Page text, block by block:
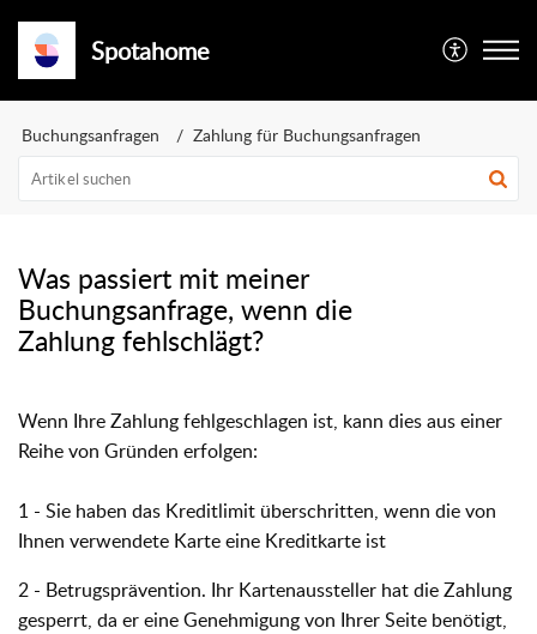
Spotahome
Buchungsanfragen Zahlung für Buchungsanfragen
Was passiert mit meiner
Buchungsanfrage, wenn die
Zahlung fehlschlägt?
Wenn Ihre Zahlung fehlgeschlagen ist, kann dies aus einer
Reihe von Gründen erfolgen:
1 - Sie haben das Kreditlimit überschritten, wenn die von
Ihnen verwendete Karte eine Kreditkarte ist
2 - Betrugsprävention. Ihr Kartenaussteller hat die Zahlung
gesperrt, da er eine Genehmigung von Ihrer Seite benötigt,